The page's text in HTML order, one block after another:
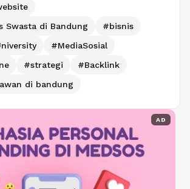
Swasta di Bandung
#bisnis
#MediaSosial
#strategi
#Backlink
di bandung
AD